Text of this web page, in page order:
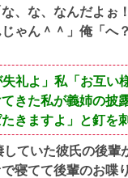
、な、なんだよぉ
ゃん＾＾」俺「へ
礼よ」私「お互い
きた私が義姉の披
きますよ」と釘を
していた彼氏の後輩
寝てて後輩のお喋